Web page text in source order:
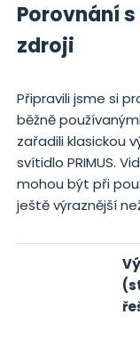
Porovnání
zdroji
Připravili jsme si
běžně
zařadili klasickou
svítidlo PRIMUS.
mohou být při
ještě výraznější